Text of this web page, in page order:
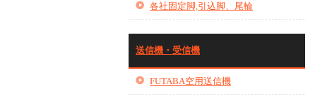
各社固定脚,引込脚、尾輪
送信機・受信機
FUTABA空用送信機